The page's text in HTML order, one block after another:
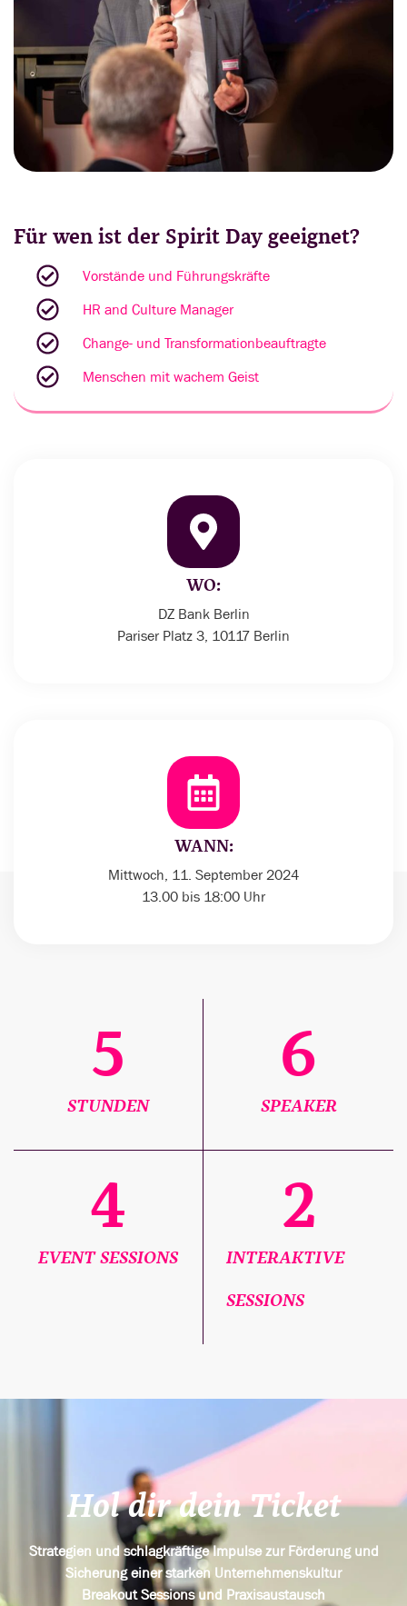
Für wen ist der Spirit Day geeignet?
Vorstände und Führungskräfte
HR and Culture Manager
Change- und Transformationbeauftragte
Menschen mit wachem Geist
WO:
DZ Bank Berlin
Pariser Platz 3, 10117 Berlin
WANN:
Mittwoch, 11. September 2024
13.00 bis 18:00 Uhr
STUNDEN
5
SPEAKER
6
EVENT SESSIONS
4
INTERAKTIVE
SESSIONS
2
Hol dir dein Ticket
Strategien und schlagkräftige Impulse zur Förderung und
Sicherung einer starken Unternehmenskultur
Breakout Sessions und Praxisaustausch